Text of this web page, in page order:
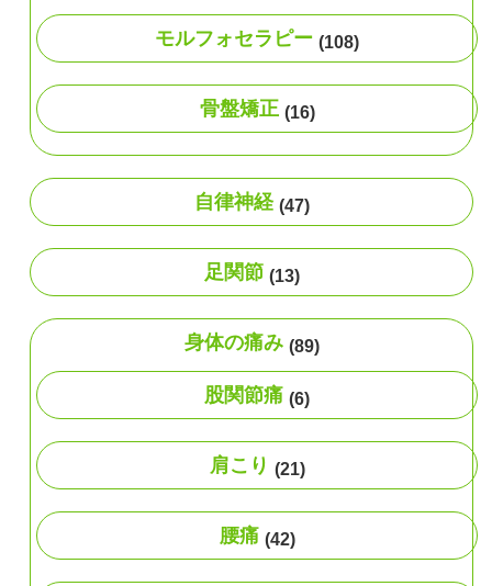
モルフォセラピー (108)
骨盤矯正 (16)
自律神経 (47)
足関節 (13)
身体の痛み (89)
股関節痛 (6)
肩こり (21)
腰痛 (42)